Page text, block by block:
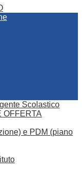
Scolastico
OFFERTA
e PDM (piano